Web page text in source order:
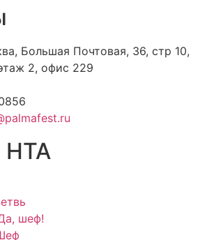
Большая Почтовая, 36, стр 10,
2, офис 229
НТА
шеф!